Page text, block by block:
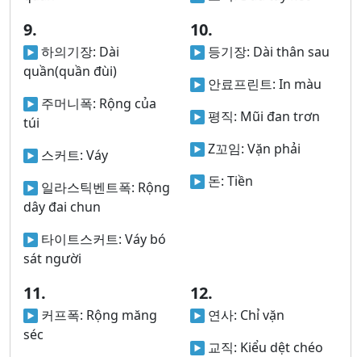
9.
하의기장: Dài
quần(quần đùi)
주머니폭: Rộng của
túi
스커트: Váy
일라스틱벤트폭: Rộng
dây đai chun
타이트스커트: Váy bó
sát người
10.
등기장: Dài thân sau
안료프린트: In màu
평직: Mũi đan trơn
Z꼬임: Vặn phải
돈: Tiền
11.
커프폭: Rộng măng
séc
12.
연사: Chỉ vặn
교직: Kiểu dệt chéo